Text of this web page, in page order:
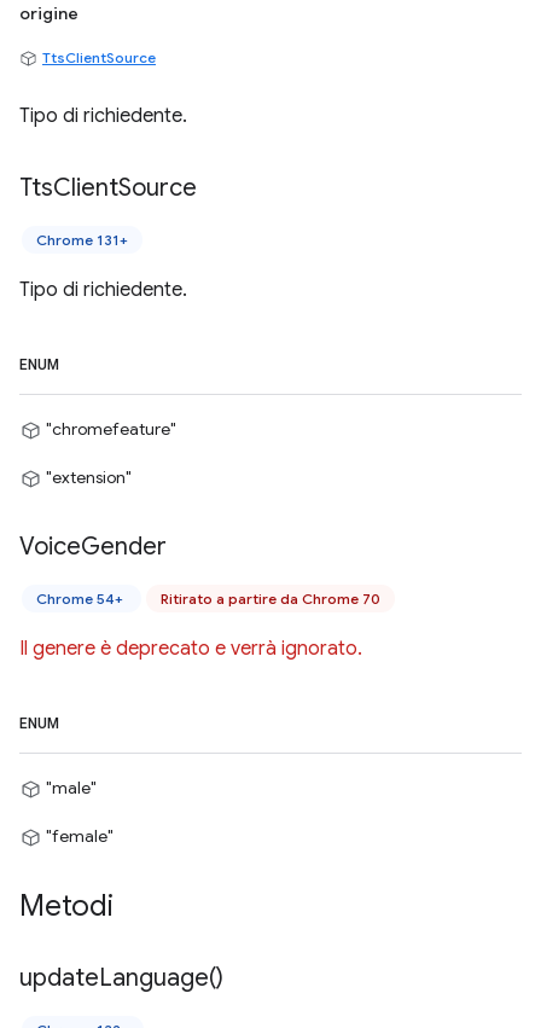
origine
TtsClientSource
Tipo di richiedente.
TtsClientSource
Chrome 131+
Tipo di richiedente.
ENUM
"chromefeature"
"extension"
VoiceGender
Chrome 54+ Ritirato a partire da Chrome 70
Il genere è deprecato e verrà ignorato.
ENUM
"male"
"female"
Metodi
updateLanguage()